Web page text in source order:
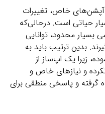
آپشن‌های خاص، تغییرات
حیاتی است. درحالی‌که
بسیار محدود، توانایی
بدین ترتیب باید به
زیرا یک اپ‌ساز‌ از
و نیازهای خاص و
گرفته و پاسخی منطقی برای